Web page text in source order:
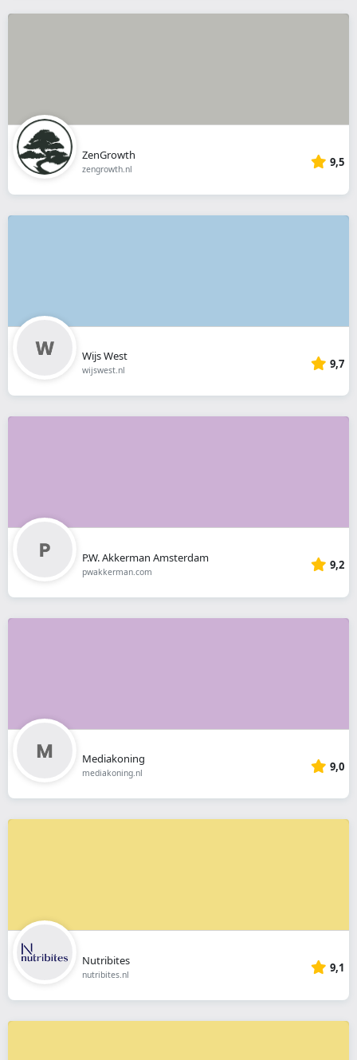
ZenGrowth
zengrowth.nl 9,5
Wijs West
wijswest.nl 9,7
P.W. Akkerman Amsterdam
pwakkerman.com 9,2
Mediakoning
mediakoning.nl 9,0
Nutribites
nutribites.nl 9,1